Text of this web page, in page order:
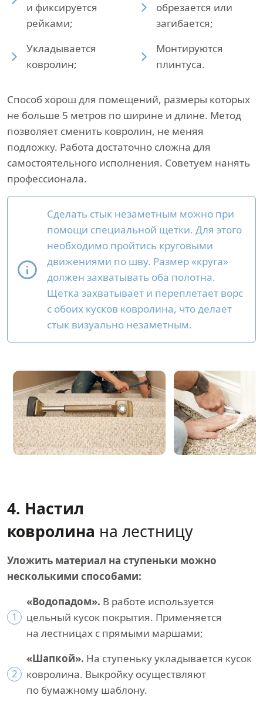
и фиксируется
рейками;
Укладывается
ковролин;
обрезается или
загибается;
Монтируются
плинтуса.
Способ хорош для помещений, размеры которых
не больше 5 метров по ширине и длине. Метод
позволяет сменить ковролин, не меняя
подложку. Работа достаточно сложна для
самостоятельного исполнения. Советуем нанять
профессионала.
Сделать стык незаметным можно при
помощи специальной щетки. Для этого
необходимо пройтись круговыми
движениями по шву. Размер «круга»
должен захватывать оба полотна.
Щетка захватывает и переплетает ворс
с обоих кусков ковролина, что делает
стык визуально незаметным.
4. Настил
ковролина на лестницу
Уложить материал на ступеньки можно
несколькими способами:
1
«Водопадом». В работе используется
цельный кусок покрытия. Применяется
на лестницах с прямыми маршами;
2
«Шапкой». На ступеньку укладывается кусок
ковролина. Выкройку осуществляют
по бумажному шаблону.